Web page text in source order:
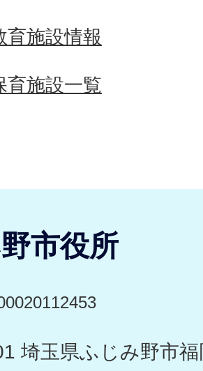
育施設情報
育施設一覧
市役所
埼玉県ふじみ野市